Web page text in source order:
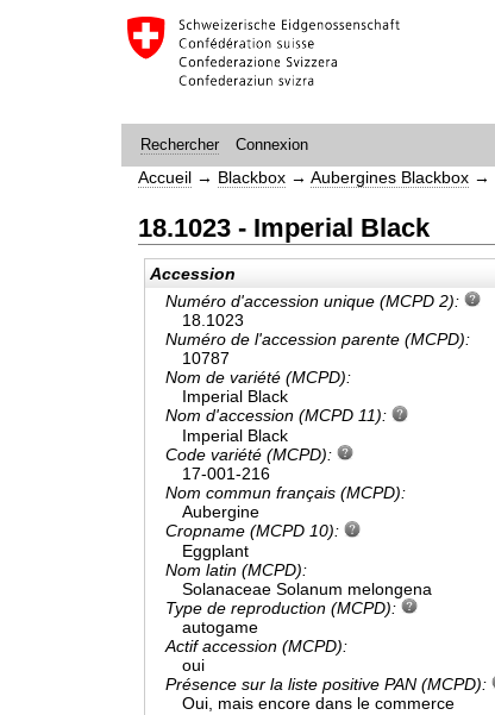
Rechercher Connexion
Accueil → Blackbox →Aubergines Blackbox →
18.1023 - Imperial Black
Accession
Numéro d'accession unique (MCPD 2):
18.1023
Numéro de l'accession parente (MCPD):
10787
Nom de variété (MCPD):
Imperial Black
Nom d'accession (MCPD 11):
Imperial Black
Code variété (MCPD):
17-001-216
Nom commun français (MCPD):
Aubergine
Cropname (MCPD 10):
Eggplant
Nom latin (MCPD):
Solanaceae Solanum melongena
Type de reproduction (MCPD):
autogame
Actif accession (MCPD):
oui
Présence sur la liste positive PAN (MCPD):
Oui, mais encore dans le commerce